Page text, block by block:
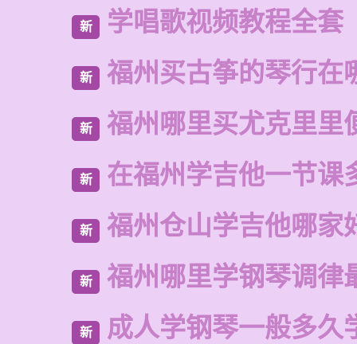
新 学唱歌视频教程全套
新 福州买古筝的琴行在
新 福州哪里买尤克里里
新 在福州学吉他一节课
新 福州仓山学吉他哪家
新 福州哪里学钢琴调律
新 成人学钢琴一般多久